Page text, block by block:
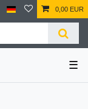
0,00 EUR
☰